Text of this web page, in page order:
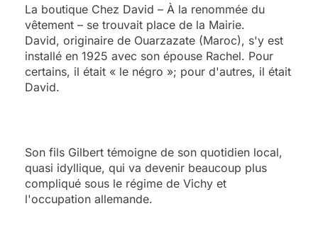
La boutique Chez David – À la renommée du
vêtement – se trouvait place de la Mairie.
David, originaire de Ouarzazate (Maroc), s'y est
installé en 1925 avec son épouse Rachel. Pour
certains, il était « le négro »; pour d'autres, il était
David.
Son fils Gilbert témoigne de son quotidien local,
quasi idyllique, qui va devenir beaucoup plus
compliqué sous le régime de Vichy et
l'occupation allemande.